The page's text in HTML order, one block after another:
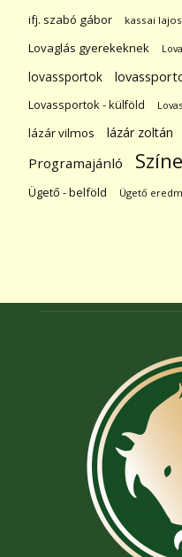
ifj. szabó gábor kassai lajos
Lovaglás gyerekeknek
lovassportok
Lovassportok - külföld
lázár vilmos lázár zoltán
Programajánló
Ügető - belföld Ügető